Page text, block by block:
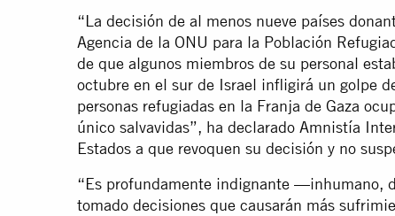
“La decisión de al menos nueve países
Agencia de la ONU para la Población
de que algunos miembros de su personal
octubre en el sur de Israel infligirá un golpe
personas refugiadas en la Franja de Gaza
único salvavidas”, ha declarado Amnistía
Estados a que revoquen su decisión y no
“Es profundamente indignante —inhumano,
tomado decisiones que causarán más